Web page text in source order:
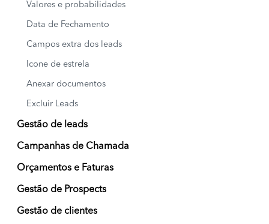
Valores e probabilidades
Data de Fechamento
Campos extra dos leads
Icone de estrela
Anexar documentos
Excluir Leads
Gestão de leads
Campanhas de Chamada
Orçamentos e Faturas
Gestão de Prospects
Gestão de clientes